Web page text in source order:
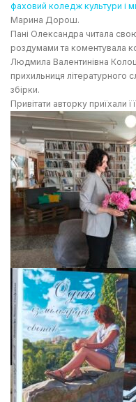
фаховий коледж культури і
Марина Дорош.
Пані Олександра читала
роздумами та коментувала
Людмила Валентинівна
прихильниця літературного
збірки.
Привітати авторку приїхали